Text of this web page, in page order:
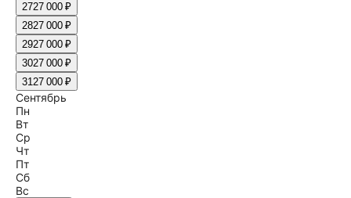
2727 000 ₽
2827 000 ₽
2927 000 ₽
3027 000 ₽
3127 000 ₽
Сентябрь
Пн
Вт
Ср
Чт
Пт
Сб
Вс